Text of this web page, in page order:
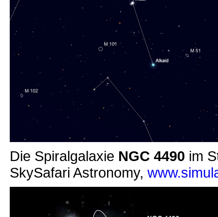
Die Spiralgalaxie NGC 4490 im
SkySafari Astronomy,